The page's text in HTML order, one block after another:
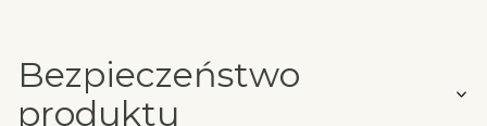
Bezpieczeństwo
produktu